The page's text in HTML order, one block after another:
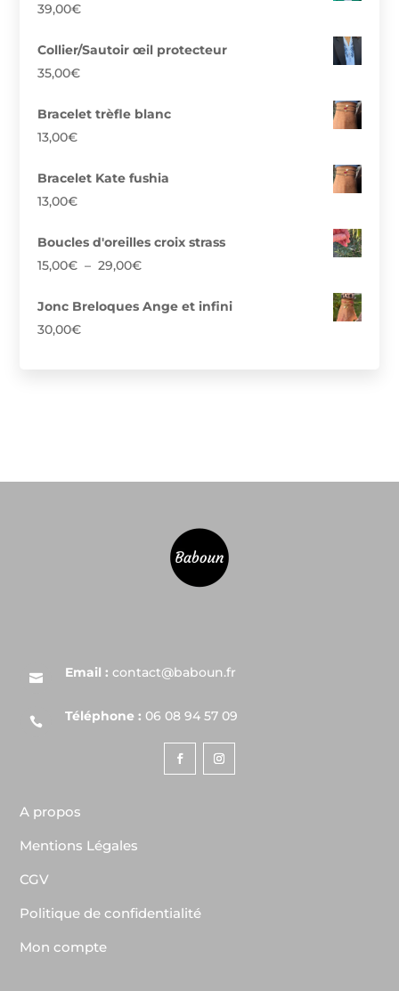
39,00€
Collier/Sautoir œil protecteur
35,00€
Bracelet trèfle blanc
13,00€
Bracelet Kate fushia
13,00€
Boucles d'oreilles croix strass
15,00€ – 29,00€Plage
prix :
Jonc Breloques Ange et infini
30,00€
 Email : contact@baboun.fr
 Téléphone : 06 08 94 57 09
A propos
Mentions Légales
CGV
Politique de confidentialité
Mon compte